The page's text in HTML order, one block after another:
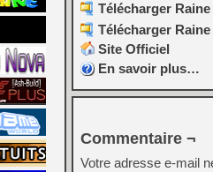
Télécharger
Télécharger
Site Officiel
En savoir plus…
Commentaire ¬
Votre adresse e-mail